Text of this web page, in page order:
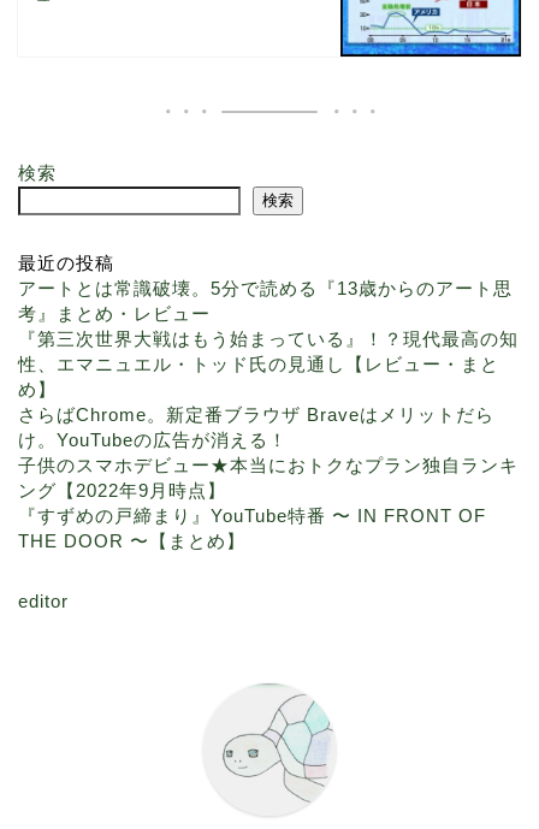
検索
検索
最近の投稿
アートとは常識破壊。5分で読める『13歳からのアート思
考』まとめ・レビュー
『第三次世界大戦はもう始まっている』！？現代最高の知
性、エマニュエル・トッド氏の見通し【レビュー・まと
め】
さらばChrome。新定番ブラウザ Braveはメリットだら
け。YouTubeの広告が消える！
子供のスマホデビュー★本当におトクなプラン独自ランキ
ング【2022年9月時点】
『すずめの戸締まり』YouTube特番 〜 IN FRONT OF
THE DOOR 〜【まとめ】
editor